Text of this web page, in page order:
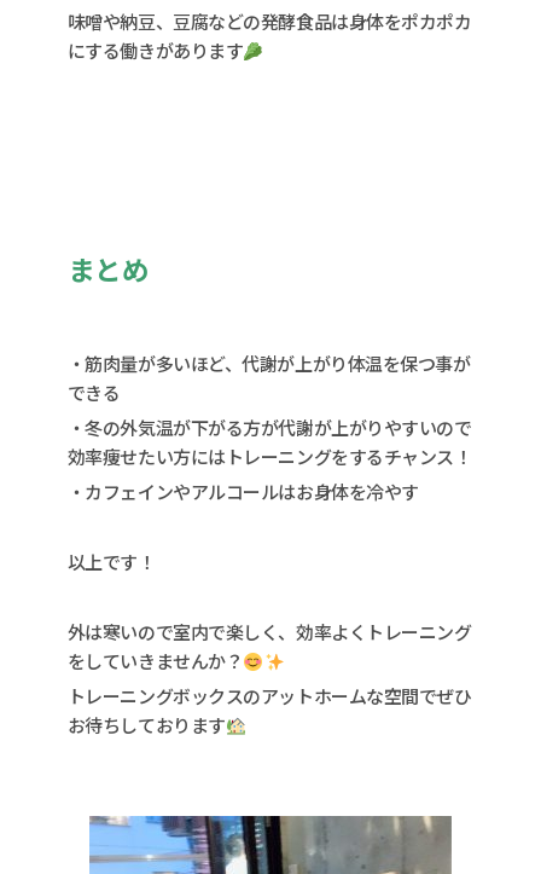
味噌や納豆、豆腐などの発酵食品は身体をポカポカ
にする働きがあります
まとめ
・筋肉量が多いほど、代謝が上がり体温を保つ事が
できる
・冬の外気温が下がる方が代謝が上がりやすいので
効率痩せたい方にはトレーニングをするチャンス！
・カフェインやアルコールはお身体を冷やす
以上です！
外は寒いので室内で楽しく、効率よくトレーニング
をしていきませんか？
トレーニングボックスのアットホームな空間でぜひ
お待ちしております